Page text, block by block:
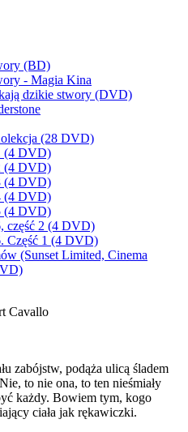
(BD)
- Magia Kina
dzikie stwory (DVD)
(28 DVD)
(4 DVD)
(4 DVD)
(4 DVD)
(4 DVD)
(4 DVD)
część 2 (4 DVD)
Część 1 (4 DVD)
(Sunset Limited, Cinema
Cavallo
zabójstw, podąża ulicą śladem
to nie ona, to ten nieśmiały
każdy. Bowiem tym, kogo
ciała jak rękawiczki.